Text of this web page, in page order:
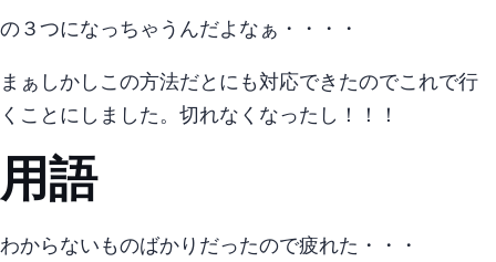
の３つになっちゃうんだよなぁ・・・・
まぁしかしこの方法だとipv6にも対応できたのでこれで行
くことにしました。 切れなくなったし！！！
用語
わからないものばかりだったので疲れた・・・